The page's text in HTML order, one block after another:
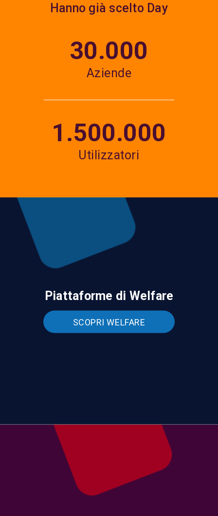
Hanno già scelto Day
30.000
Aziende
1.500.000
Utilizzatori
Piattaforme di Welfare
SCOPRI WELFARE